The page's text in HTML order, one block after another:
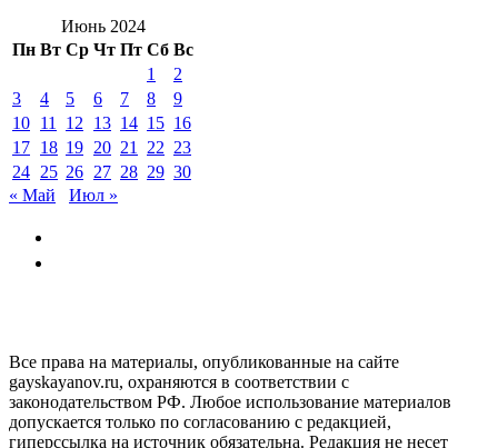
Июнь 2024
Пн Вт Ср Чт Пт Сб Вс
1
2
3
4 5 6 7 8
9
10 11 12 13 14 15 16
17 18 19 20 21 22 23
24 25 26 27 28 29 30
« Май
Июл »
Все права на материалы, опубликованные на сайте
gayskayanov.ru, охраняются в соответствии с
законодательством РФ. Любое использование материалов
допускается только по согласованию с редакцией,
гиперссылка на источник обязательна. Редакция не несет